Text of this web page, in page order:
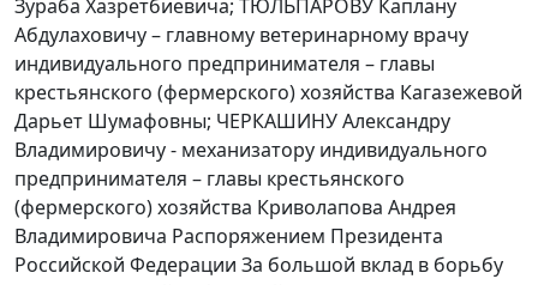
Зураба Хазретбиевича; ТЮЛЬПАРОВУ Каплану
Абдулаховичу – главному ветеринарному врачу
индивидуального предпринимателя – главы
крестьянского (фермерского) хозяйства Кагазежевой
Дарьет Шумафовны; ЧЕРКАШИНУ Александру
Владимировичу - механизатору индивидуального
предпринимателя – главы крестьянского
(фермерского) хозяйства Криволапова Андрея
Владимировича Распоряжением Президента
Российской Федерации За большой вклад в борьбу